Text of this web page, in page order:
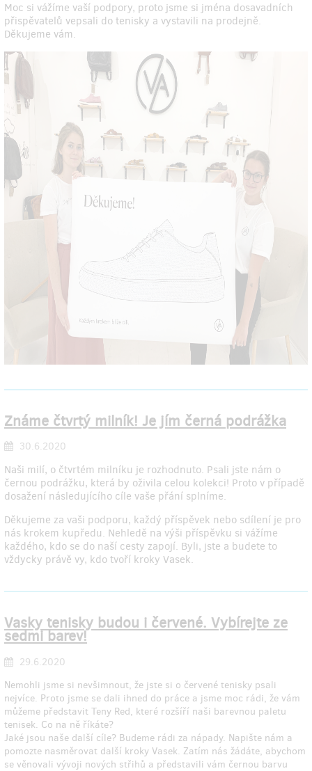
Moc si vážíme vaší podpory, proto jsme si jména dosavadních
přispěvatelů vepsali do tenisky a vystavili na prodejně.
Děkujeme vám.
Známe čtvrtý milník! Je jím černá podrážka
30.6.2020
Naši milí, o čtvrtém milníku je rozhodnuto. Psali jste nám o
černou podrážku, která by oživila celou kolekci! Proto v případě
dosažení následujícího cíle vaše přání splníme.
Děkujeme za vaši podporu, každý příspěvek nebo sdílení je pro
nás krokem kupředu. Nehledě na výši příspěvku si vážíme
každého, kdo se do naší cesty zapojí. Byli, jste a budete to
vždycky právě vy, kdo tvoří kroky Vasek.
Vasky tenisky budou i červené. Vybírejte ze
sedmi barev!
29.6.2020
Nemohli jsme si nevšimnout, že jste si o červené tenisky psali
nejvíce. Proto jsme se dali ihned do práce a jsme moc rádi, že vám
můžeme představit Teny Red, které rozšíří naši barevnou paletu
tenisek. Co na ně říkáte?
Jaké jsou naše další cíle? Budeme rádi za nápady. Napište nám a
pomozte nasměrovat další kroky Vasek. Zatím nás žádáte, abychom
se věnovali vývoji nových střihů a představili vám černou barvu